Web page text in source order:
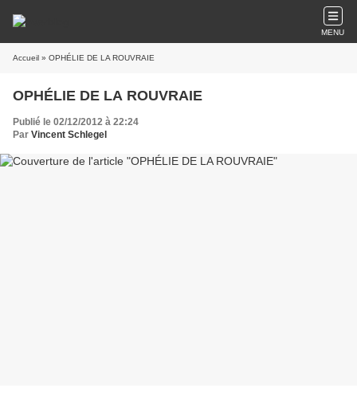
MENU
Accueil » OPHÉLIE DE LA ROUVRAIE
OPHÉLIE DE LA ROUVRAIE
Publié le 02/12/2012 à 22:24
Par Vincent Schlegel